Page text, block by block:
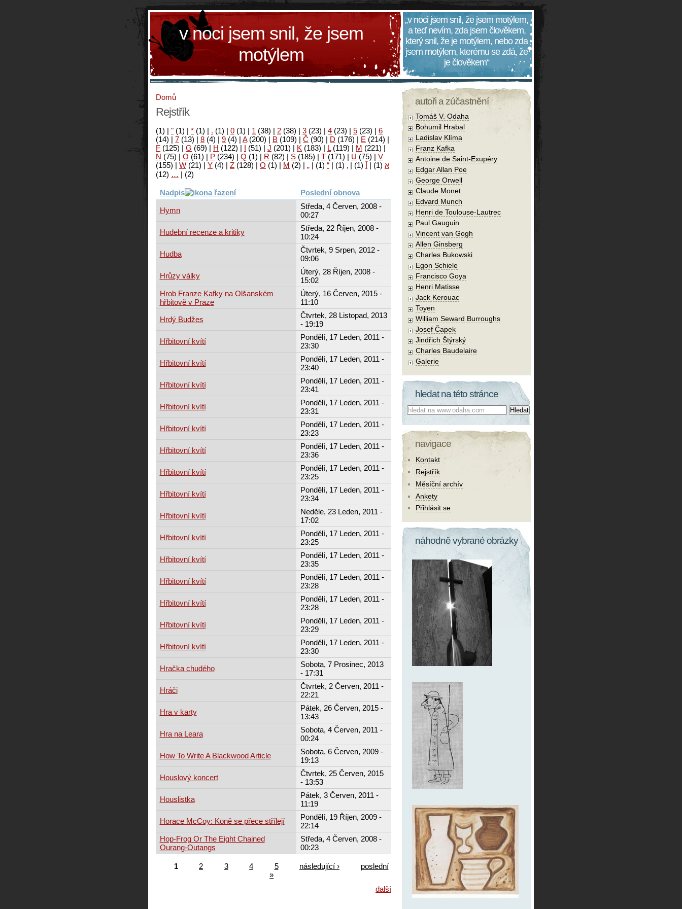
v noci jsem snil, že jsem
motýlem
„v noci jsem snil, že jsem motýlem,
a teď nevím, zda jsem člověkem,
který snil, že je motýlem, nebo zda
jsem motýlem, kterému se zdá, že
je člověkem“
Domů
Rejstřík
(1) | " (1) | * (1) | . (1) | 0 (1) | 1 (38) | 2 (38) | 3 (23) | 4 (23) | 5 (23) | 6
(14) | 7 (13) | 8 (4) | 9 (4) | A(200) | B (109) | Č (90) | D (176) | E (214) |
F (125) | G (69) | H (122) | I (51) | J (201) | K (183) | L(119) | M (221) |
N (75) | O (61) | P (234) | Q (1) | R (82) | S (185) | T (171) | U (75) | V
(155) | W (21) | Y (4) | Z (128) | Ο (1) | М (2) | א (1)
| آ (1)
|
‚
(1)
|
“
(1)
|
„
(2)
|
…
(12)
Nadpis Poslední obnova
Hymn
Středa, 4 Červen, 2008 -
00:27
Hudební recenze a kritiky
Středa, 22 Říjen, 2008 -
10:24
Hudba
Čtvrtek, 9 Srpen, 2012 -
09:06
Hrůzy války
Úterý, 28 Říjen, 2008 -
15:02
Hrob Franze Kafky na Olšanském
hřbitově v Praze
Úterý, 16 Červen, 2015 -
11:10
Hrdý Budžes
Čtvrtek, 28 Listopad, 2013
- 19:19
Hřbitovní kvítí
Pondělí, 17 Leden, 2011 -
23:30
Hřbitovní kvítí
Pondělí, 17 Leden, 2011 -
23:40
Hřbitovní kvítí
Pondělí, 17 Leden, 2011 -
23:41
Hřbitovní kvítí
Pondělí, 17 Leden, 2011 -
23:31
Hřbitovní kvítí
Pondělí, 17 Leden, 2011 -
23:23
Hřbitovní kvítí
Pondělí, 17 Leden, 2011 -
23:36
Hřbitovní kvítí
Pondělí, 17 Leden, 2011 -
23:25
Hřbitovní kvítí
Pondělí, 17 Leden, 2011 -
23:34
Hřbitovní kvítí
Neděle, 23 Leden, 2011 -
17:02
Hřbitovní kvítí
Pondělí, 17 Leden, 2011 -
23:25
Hřbitovní kvítí
Pondělí, 17 Leden, 2011 -
23:35
Hřbitovní kvítí
Pondělí, 17 Leden, 2011 -
23:28
Hřbitovní kvítí
Pondělí, 17 Leden, 2011 -
23:28
Hřbitovní kvítí
Pondělí, 17 Leden, 2011 -
23:29
Hřbitovní kvítí
Pondělí, 17 Leden, 2011 -
23:30
Hračka chudého
Sobota, 7 Prosinec, 2013
- 17:31
Hráči
Čtvrtek, 2 Červen, 2011 -
22:21
Hra v karty
Pátek, 26 Červen, 2015 -
13:43
Hra na Leara
Sobota, 4 Červen, 2011 -
00:24
How To Write A Blackwood Article
Sobota, 6 Červen, 2009 -
19:13
Houslový koncert
Čtvrtek, 25 Červen, 2015
- 13:53
Houslistka
Pátek, 3 Červen, 2011 -
11:19
Horace McCoy: Koně se přece střílejí
Pondělí, 19 Říjen, 2009 -
22:14
Hop-Frog Or The Eight Chained
Ourang-Outangs
Středa, 4 Červen, 2008 -
00:23
1 2 3 4 5 následující ›
poslední
»
další
autoři a zúčastnění
Tomáš V. Odaha
Bohumil Hrabal
Ladislav Klíma
Franz Kafka
Antoine de Saint-Exupéry
Edgar Allan Poe
George Orwell
Claude Monet
Edvard Munch
Henri de Toulouse-Lautrec
Paul Gauguin
Vincent van Gogh
Allen Ginsberg
Charles Bukowski
Egon Schiele
Francisco Goya
Henri Matisse
Jack Kerouac
Toyen
William Seward Burroughs
Josef Čapek
Jindřich Štýrský
Charles Baudelaire
Galerie
hledat na této stránce
Co hledat:
navigace
Kontakt
Rejstřík
Měsíční archív
Ankety
Přihlásit se
náhodně vybrané obrázky